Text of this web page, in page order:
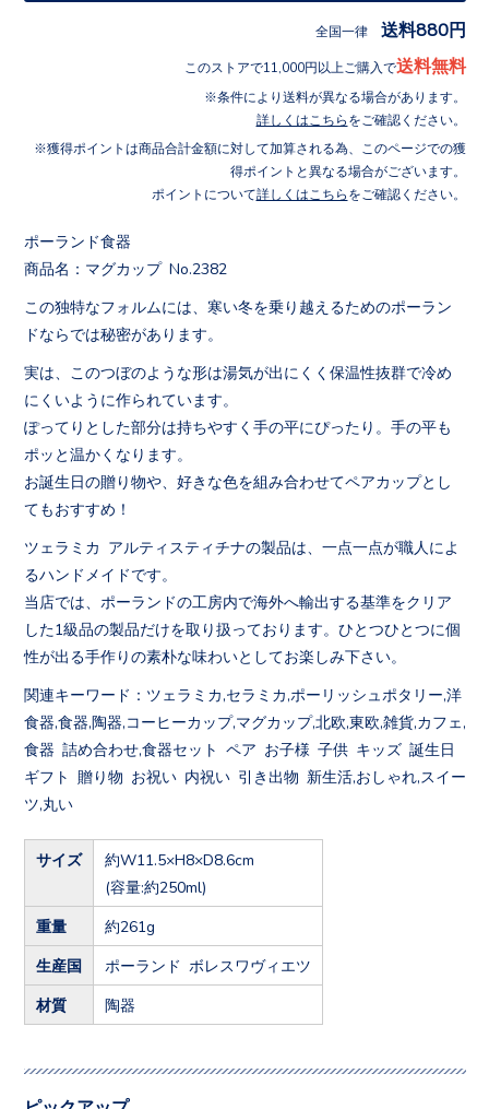
全国一律 送料880円
このストアで11,000円以上ご購入で送料無料
条件により送料が異なる場合があります。
詳しくはこちら をご確認ください。
獲得ポイントは商品合計金額に対して加算される為、このページでの獲
得ポイントと異なる場合がございます。
ポイントについて詳しくはこちら をご確認ください。
ポーランド食器
商品名：マグカップ No.2382
この独特なフォルムには、寒い冬を乗り越えるためのポーラン
ドならでは秘密があります。
実は、このつぼのような形は湯気が出にくく保温性抜群で冷め
にくいように作られています。
ぽってりとした部分は持ちやすく手の平にぴったり。手の平も
ポッと温かくなります。
お誕生日の贈り物や、好きな色を組み合わせてペアカップとし
てもおすすめ！
ツェラミカ アルティスティチナの製品は、一点一点が職人によ
るハンドメイドです。
当店では、ポーランドの工房内で海外へ輸出する基準をクリア
した1級品の製品だけを取り扱っております。ひとつひとつに個
性が出る手作りの素朴な味わいとしてお楽しみ下さい。
関連キーワード：ツェラミカ,セラミカ,ポーリッシュポタリー,洋
食器,食器,陶器,コーヒーカップ,マグカップ,北欧,東欧,雑貨,カフェ,
食器 詰め合わせ,食器セット ペア お子様 子供 キッズ 誕生日
ギフト 贈り物 お祝い 内祝い 引き出物 新生活,おしゃれ,スイー
ツ,丸い
サイズ
約W11.5×H8×D8.6cm
(容量:約250ml)
重量 約261g
生産国 ポーランド ボレスワヴィエツ
材質 陶器
ピックアップ